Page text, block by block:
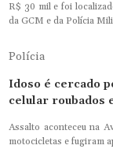
R$ 30 mil e foi
da GCM e da Polícia
Polícia
Idoso é cercado
celular roubados
Assalto aconteceu na
motocicletas e fugiram